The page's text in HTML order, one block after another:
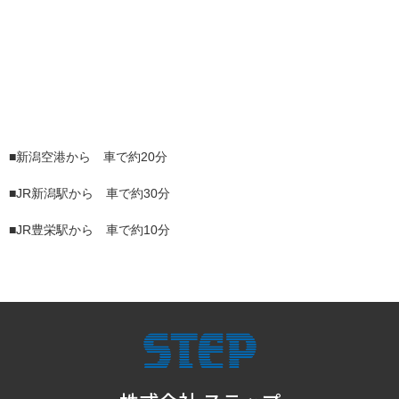
■新潟空港から 車で約20分
■JR新潟駅から 車で約30分
■JR豊栄駅から 車で約10分